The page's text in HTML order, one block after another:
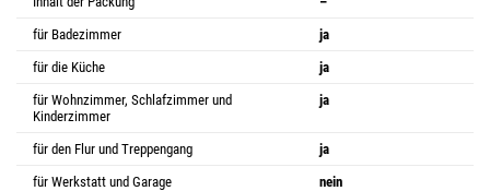
für Badezimmer
ja
für die Küche
ja
für Wohnzimmer, Schlafzimmer und
Kinderzimmer
ja
für den Flur und Treppengang
ja
für Werkstatt und Garage
nein